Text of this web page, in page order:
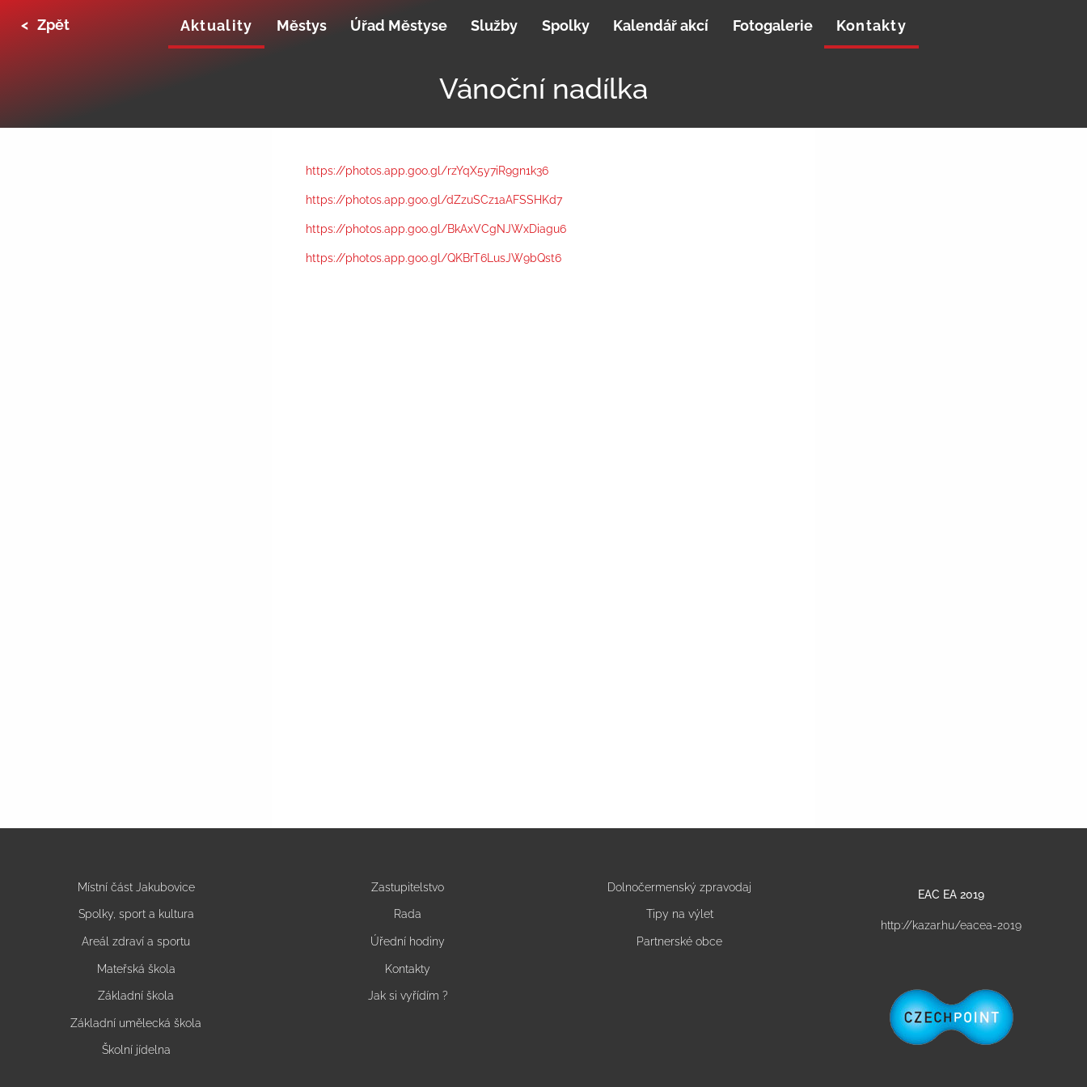
< Zpět Aktuality Městys Úřad Městyse Služby Spolky Kalendář akcí Fotogalerie Kontakty
Vánoční nadílka
https://photos.app.goo.gl/rzYqX5y7iR9gn1k36
https://photos.app.goo.gl/dZzuSCz1aAFSSHKd7
https://photos.app.goo.gl/BkAxVCgNJWxDiagu6
https://photos.app.goo.gl/QKBrT6LusJW9bQst6
Místní část Jakubovice
Spolky, sport a kultura
Areál zdraví a sportu
Mateřská škola
Základní škola
Základní umělecká škola
Školní jídelna
Zastupitelstvo
Rada
Úřední hodiny
Kontakty
Jak si vyřídím ?
Dolnočermenský zpravodaj
Tipy na výlet
Partnerské obce
EAC EA 2019
http://kazar.hu/eacea-2019